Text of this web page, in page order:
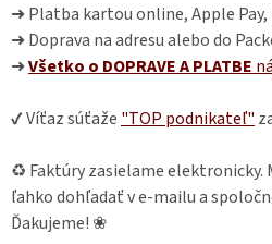
➜ Platba kartou online, Apple
➜ Doprava na adresu alebo do
➜Všetko o DOPRAVE A PLATBE
✔ Víťaz súťaže "TOP podnikateľ"
♻ Faktúry zasielame elektronicky.
ľahko dohľadať v e-mailu a
Ďakujeme! ❀